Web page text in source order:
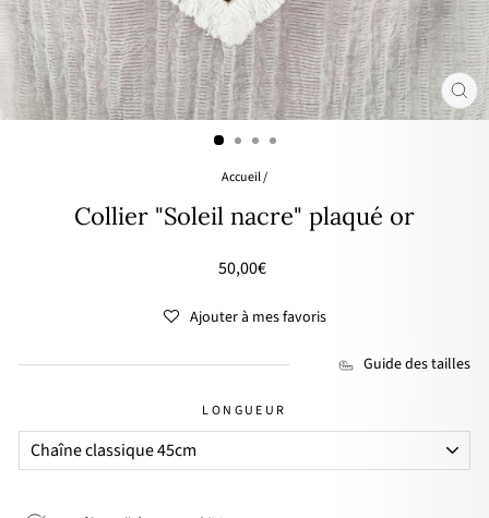
Accueil/
Collier "Soleil nacre" plaqué or
Prix
🌸
50,00€
Ajouter à mes favoris
Guide des tailles
LONGUEUR